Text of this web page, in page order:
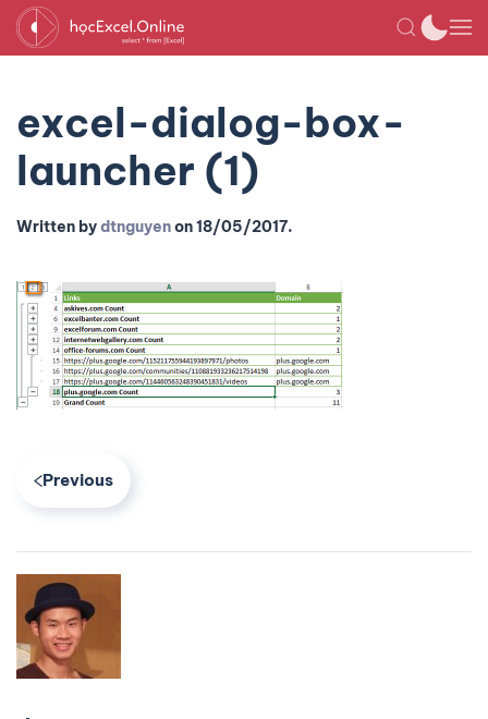
excel-dialog-box-
launcher (1)
Written bydtnguyenon18/05/2017.
Previous